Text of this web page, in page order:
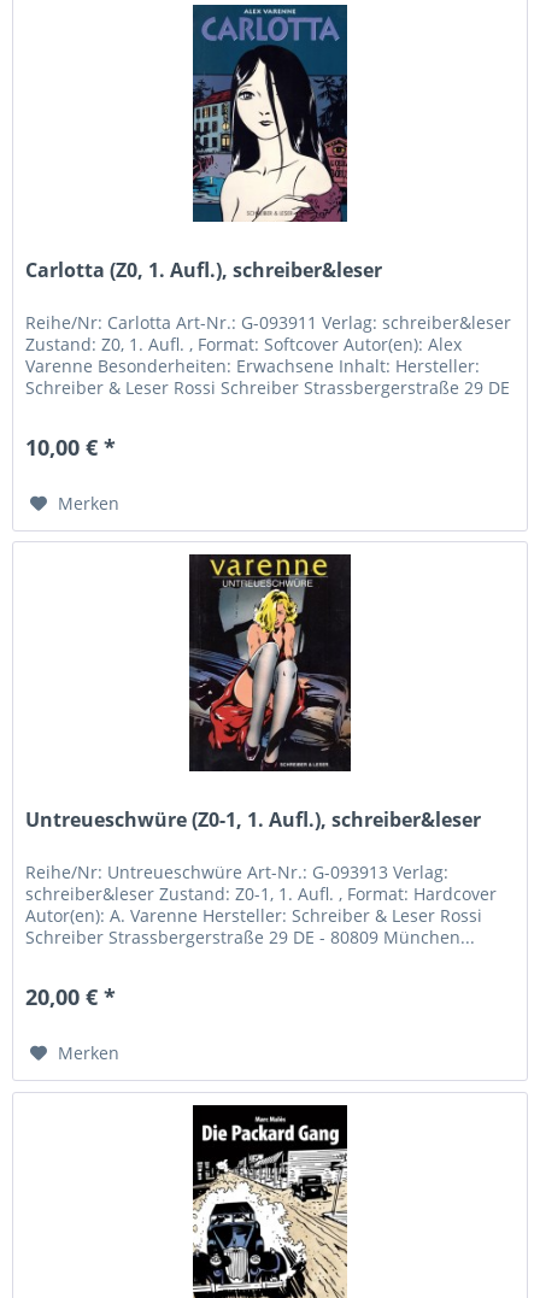
Carlotta (Z0, 1. Aufl.), schreiber&leser
Reihe/Nr: Carlotta Art-Nr.: G-093911 Verlag: schreiber&leser
Zustand: Z0, 1. Aufl. , Format: Softcover Autor(en): Alex
Varenne Besonderheiten: Erwachsene Inhalt: Hersteller:
Schreiber & Leser Rossi Schreiber Strassbergerstraße 29 DE
10,00 € *
Merken
Untreueschwüre (Z0-1, 1. Aufl.), schreiber&leser
Reihe/Nr: Untreueschwüre Art-Nr.: G-093913 Verlag:
schreiber&leser Zustand: Z0-1, 1. Aufl. , Format: Hardcover
Autor(en): A. Varenne Hersteller: Schreiber & Leser Rossi
Schreiber Strassbergerstraße 29 DE - 80809 München...
20,00 € *
Merken